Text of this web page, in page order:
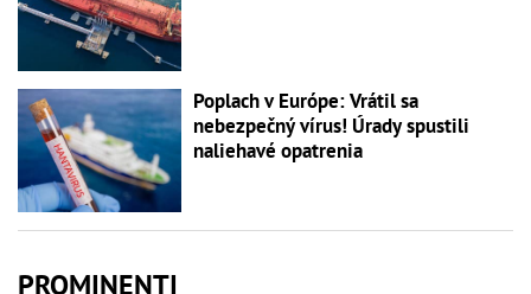
Poplach v Európe: Vrátil sa
nebezpečný vírus! Úrady spustili
naliehavé opatrenia
PROMINENTI